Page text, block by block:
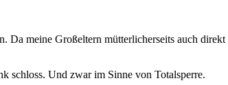
Da meine Großeltern mütterlicherseits auch
schloss. Und zwar im Sinne von Totalsperre.